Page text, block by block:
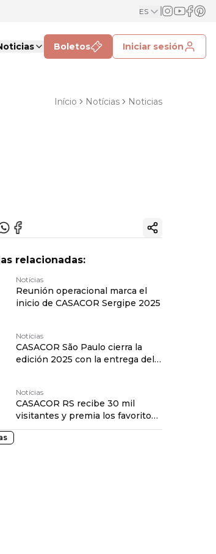
ES
Boletos Iniciar sesión
Início Notícias Noticias
Copiar enlace
relacionadas:
Notícias
Reunión operacional marca el
inicio de CASACOR Sergipe 2025
Notícias
CASACOR São Paulo cierra la
edición 2025 con la entrega del
Notícias
CASACOR RS recibe 30 mil
visitantes y premia los favoritos
del público